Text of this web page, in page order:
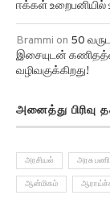
Brammion50
இசையுடன்
வழிவகுக்கிறது!
ஆன்மிகம்
உயிரியல் உலக